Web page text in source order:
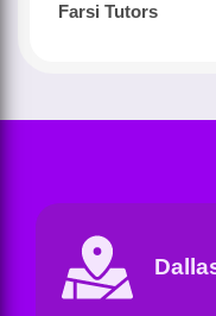
Farsi Tutors